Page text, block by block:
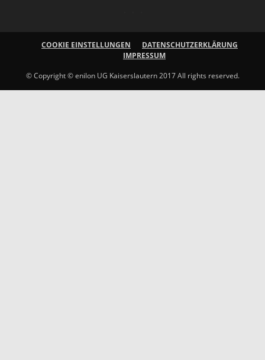
COOKIE EINSTELLUNGEN
DATENSCHUTZERKLÄRUNG
IMPRESSUM
© Copyright © enilon UG Kaiserslautern 2017 All rights reserved.